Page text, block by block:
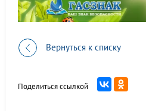
Вернуться к списку
Поделиться ссылкой